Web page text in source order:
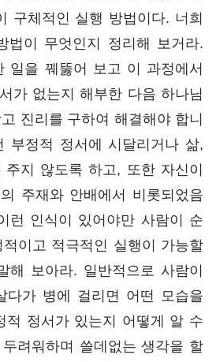
구체적인 실행 방법이다. 너희
법이 무엇인지 정리해 보거라.
일을 꿰뚫어 보고 이 과정에서
가 없는지 해부한 다음 하나님
진리를 구하여 해결해야 합니
부정적 정서에 시달리거나 삶,
지 않도록 하고, 또한 자신이
주재와 안배에서 비롯되었음
런 인식이 있어야만 사람이 순
이고 적극적인 실행이 가능할
해 보아라. 일반적으로 사람이
다가 병에 걸리면 어떤 모습을
적 정서가 있는지 어떻게 알 수
려워하며 쓸데없는 생각을 할